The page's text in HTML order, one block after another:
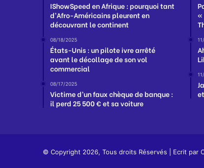
IShowSpeed en Afrique : pourquoi tant
d’Afro-Américains pleurent en
découvrant le continent
08/18/2025
États-Unis : un pilote ivre arrêté
avant le décollage de son vol
commercial
08/17/2025
Victime d’un faux chèque de banque :
il perd 25 500 € et sa voiture
«
© Copyright 2026, Tous droits Réservés | Ecrit par